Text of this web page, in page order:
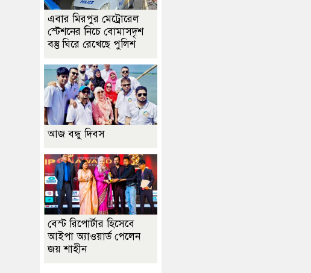
এবার মিরপুর মেট্রোরেল
স্টেশনের নিচে বোমাসদৃশ
বস্তু ঘিরে রেখেছে পুলিশ
আজ বন্ধু দিবস
বেস্ট রিপোর্টার হিসেবে
আইপা অ্যাওয়ার্ড পেলেন
জয় শাহীন